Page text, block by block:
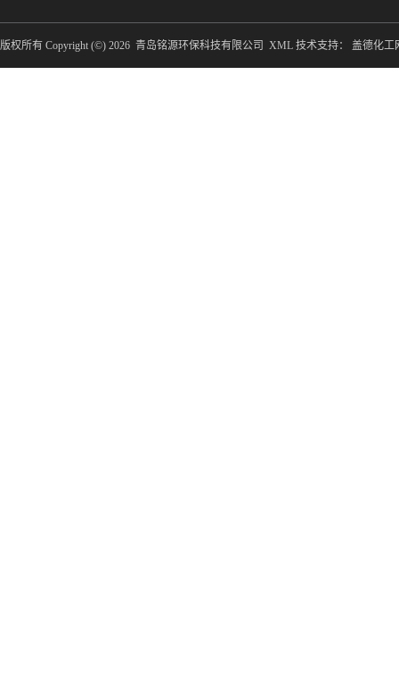
版权所有 Copyright (©) 2026 青岛铭源环保科技有限公司 XML 技术支持： 盖德化工